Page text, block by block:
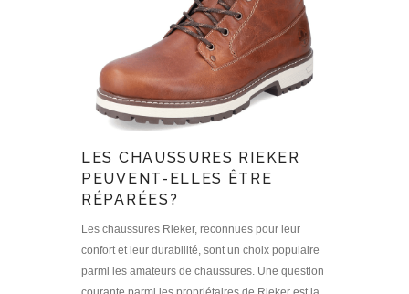
LES CHAUSSURES RIEKER
PEUVENT-ELLES ÊTRE
RÉPARÉES?
Les chaussures Rieker, reconnues pour leur
confort et leur durabilité, sont un choix populaire
parmi les amateurs de chaussures. Une question